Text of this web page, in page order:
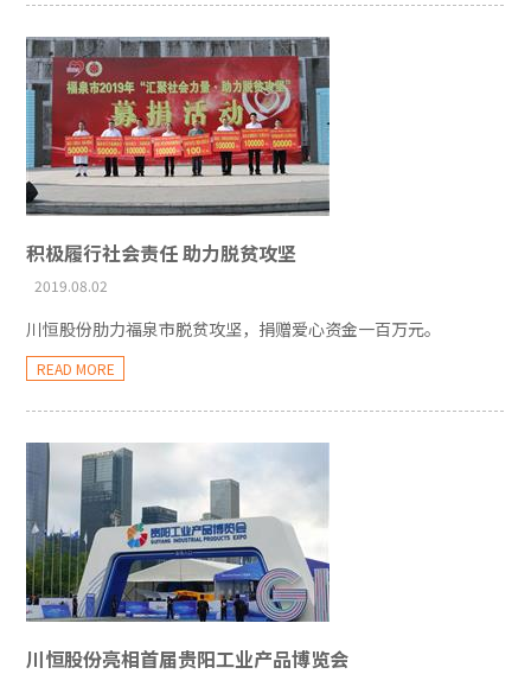
积极履行社会责任 助力脱贫攻坚
2019.08.02
川恒股份肋力福泉市脱贫攻坚，捐赠爱心资金一百万元。
READ MORE
川恒股份亮相首届贵阳工业产品博览会